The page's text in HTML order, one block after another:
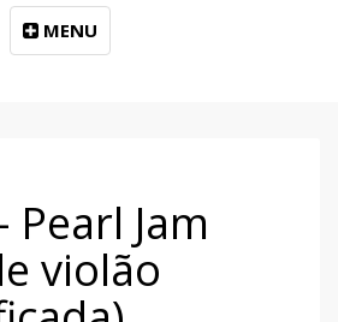
MENU
Pearl Jam
violão